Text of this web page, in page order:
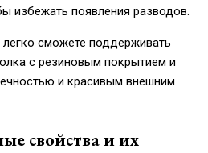
избежать появления разводов.
сможете поддерживать
с резиновым покрытием и
и красивым внешним
свойства и их